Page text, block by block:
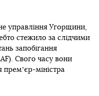
управління Угорщини,
стежило за слідчими
запобігання
Свого часу вони
премʼєр-міністра